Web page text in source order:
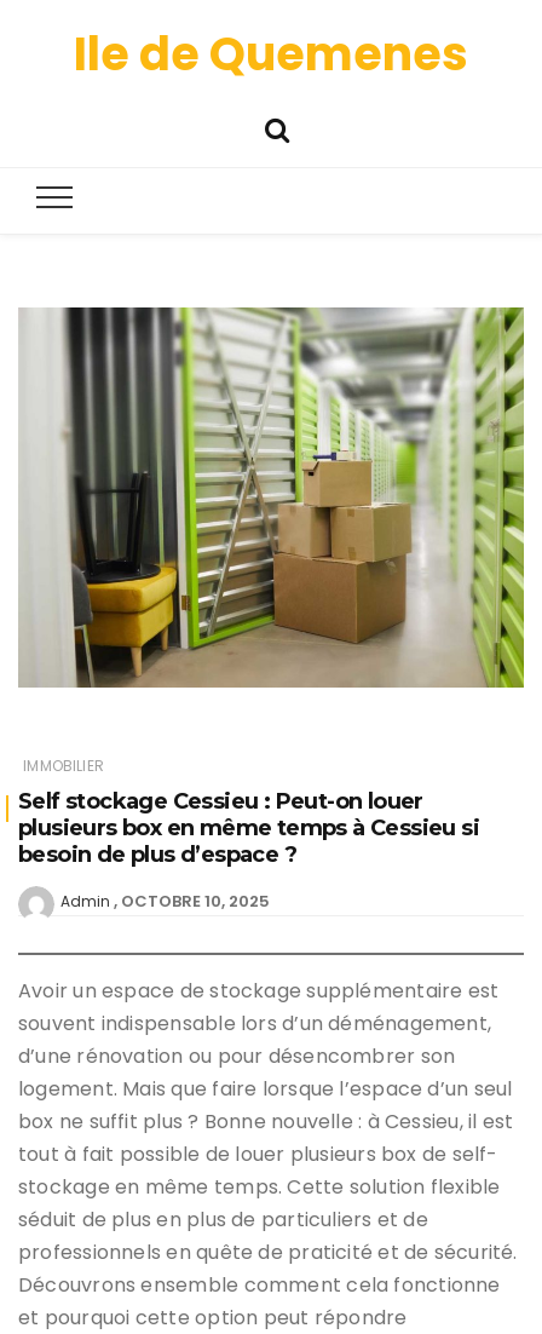
Ile de Quemenes
IMMOBILIER
Self stockage Cessieu : Peut-on louer
plusieurs box en même temps à Cessieu si
besoin de plus d’espace ?
Admin OCTOBRE 10, 2025
Avoir un espace de stockage supplémentaire est
souvent indispensable lors d’un déménagement,
d’une rénovation ou pour désencombrer son
logement. Mais que faire lorsque l’espace d’un seul
box ne suffit plus ? Bonne nouvelle : à Cessieu, il est
tout à fait possible de louer plusieurs box de self-
stockage en même temps. Cette solution flexible
séduit de plus en plus de particuliers et de
professionnels en quête de praticité et de sécurité.
Découvrons ensemble comment cela fonctionne
et pourquoi cette option peut répondre